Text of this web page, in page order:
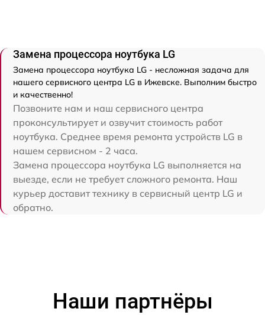
Замена процессора ноутбука LG
Замена процессора ноутбука LG - несложная задача для
нашего сервисного центра LG в Ижевске. Выполним быстро
и качественно!
Позвоните нам и наш сервисного центра
проконсультирует и озвучит стоимость работ
ноутбука. Среднее время ремонта устройств LG в
нашем сервисном - 2 часа.
Замена процессора ноутбука LG выполняется на
выезде, если не требует сложного ремонта. Наш
курьер доставит технику в сервисный центр LG и
обратно.
Наши партнёры